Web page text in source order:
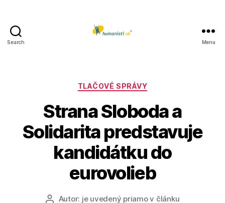
Search Menu
Kategórie
TLAČOVÉ SPRÁVY
Strana Sloboda a
Solidarita predstavuje
kandidátku do
eurovolieb
AutorAutor: je uvedený priamo v článku